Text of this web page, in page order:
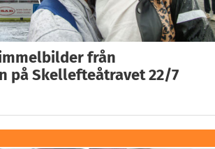
från
på Skellefteåtravet 22/7